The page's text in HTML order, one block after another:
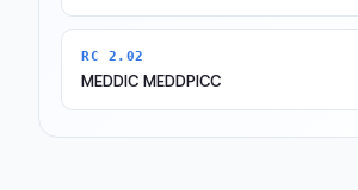
RC 2.02
MEDDIC MEDDPICC